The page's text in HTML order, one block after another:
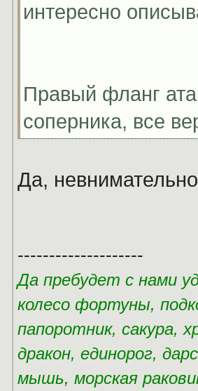
интересно
Правый фланг
соперника, все
Да,
--------------------
Да пребудет с нами
колесо фортуны,
папоротник, сакура,
дракон, единорог,
мышь, морская